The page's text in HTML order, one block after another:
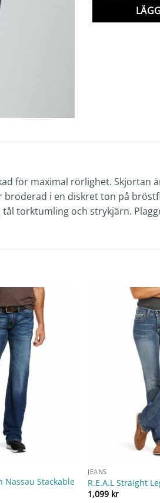
för maximal rörlighet. Skjortan
i en diskret ton på
torktumling och strykjärn.
Nassau Stackable
JEANS
R.E.A.L Straight
1,099 kr